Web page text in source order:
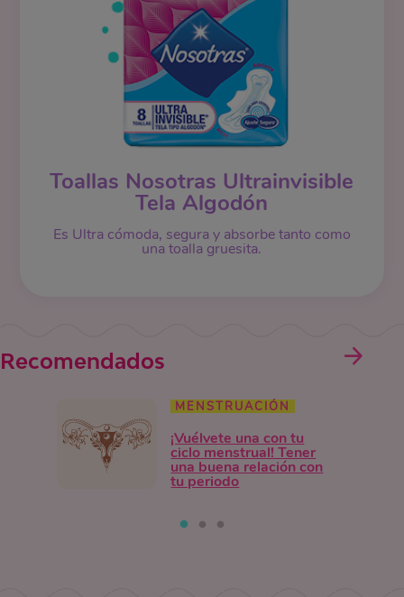
Toallas Nosotras Ultrainvisible
Tela Algodón
Es Ultra cómoda, segura y absorbe tanto como
una toalla gruesita.
Recomendados
MENSTRUACIÓN
¡Vuélvete una con tu
ciclo menstrual! Tener
una buena relación con
tu periodo